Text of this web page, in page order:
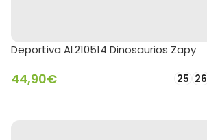
Deportiva AL210514 Dinosaurios Zapy
44,90€ 25 26